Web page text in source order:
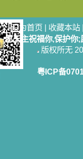
设为首页 | 收藏本站
愿天主祝福你,保护你
版权所无
粤ICP备